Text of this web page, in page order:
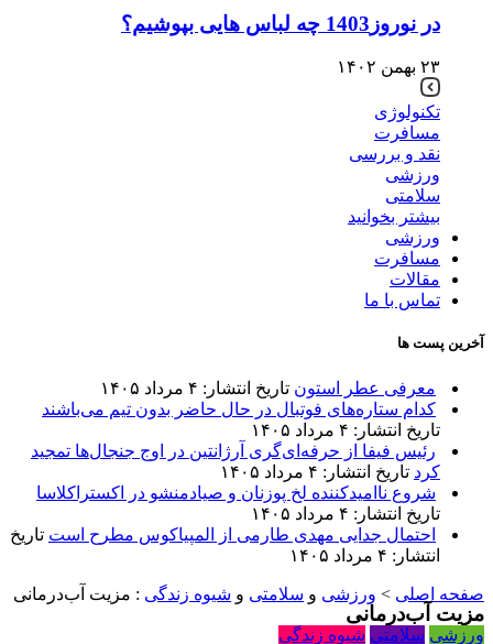
در نوروز1403 چه لباس هایی بپوشیم؟
۲۳ بهمن ۱۴۰۲
تکنولوژی
مسافرت
نقد و بررسی
ورزشی
سلامتی
بیشتر بخوانید
ورزشی
مسافرت
مقالات
تماس با ما
آخرین پست ها
معرفی عطر استون تاریخ انتشار: ۴ مرداد ۱۴۰۵
کدام ستاره‌های فوتبال در حال حاضر بدون تیم می‌باشند
تاریخ انتشار: ۴ مرداد ۱۴۰۵
رئیس فیفا از حرفه‌ای‌گری آرژانتین در اوج جنجال‌ها تمجید
کرد تاریخ انتشار: ۴ مرداد ۱۴۰۵
شروع ناامیدکننده لخ پوزنان و صیادمنشو در اکستراکلاسا
تاریخ انتشار: ۴ مرداد ۱۴۰۵
احتمال جدایی مهدی طارمی از المپیاکوس مطرح است تاریخ
انتشار: ۴ مرداد ۱۴۰۵
صفحه اصلی > ورزشی و سلامتی و شیوه زندگی : مزیت آب‌درمانی
مزیت آب‌درمانی
ورزشی سلامتی شیوه زندگی